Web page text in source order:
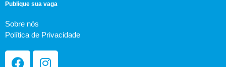
Publique sua vaga
Sobre nós
Política de Privacidade